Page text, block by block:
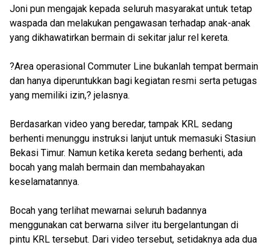
Joni pun mengajak kepada seluruh masyarakat untuk tetap
waspada dan melakukan pengawasan terhadap anak-anak
yang dikhawatirkan bermain di sekitar jalur rel kereta.
?Area operasional Commuter Line bukanlah tempat bermain
dan hanya diperuntukkan bagi kegiatan resmi serta petugas
yang memiliki izin,? jelasnya.
Berdasarkan video yang beredar, tampak KRL sedang
berhenti menunggu instruksi lanjut untuk memasuki Stasiun
Bekasi Timur. Namun ketika kereta sedang berhenti, ada
bocah yang malah bermain dan membahayakan
keselamatannya.
Bocah yang terlihat mewarnai seluruh badannya
menggunakan cat berwarna silver itu bergelantungan di
pintu KRL tersebut. Dari video tersebut, setidaknya ada dua